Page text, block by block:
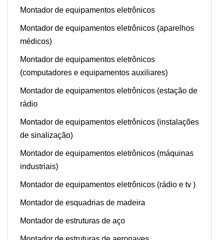
Montador de equipamentos eletrônicos
Montador de equipamentos eletrônicos (aparelhos
médicos)
Montador de equipamentos eletrônicos
(computadores e equipamentos auxiliares)
Montador de equipamentos eletrônicos (estação de
rádio
Montador de equipamentos eletrônicos (instalações
de sinalização)
Montador de equipamentos eletrônicos (máquinas
industriais)
Montador de equipamentos eletrônicos (rádio e tv )
Montador de esquadrias de madeira
Montador de estruturas de aço